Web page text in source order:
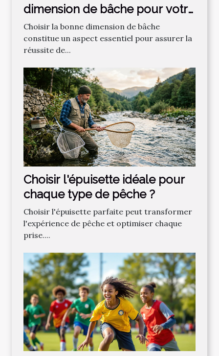
dimension de bâche pour votre
projet ?
Choisir la bonne dimension de bâche
constitue un aspect essentiel pour assurer la
réussite de...
Choisir l'épuisette idéale pour
chaque type de pêche ?
Choisir l'épuisette parfaite peut transformer
l'expérience de pêche et optimiser chaque
prise....